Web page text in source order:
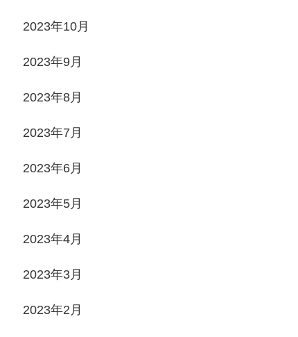
2023年10月
2023年9月
2023年8月
2023年7月
2023年6月
2023年5月
2023年4月
2023年3月
2023年2月